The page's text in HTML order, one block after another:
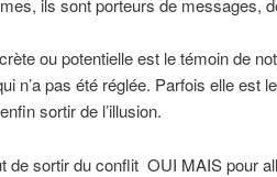
ils sont porteurs de messages,
ou potentielle est le témoin de
n’a pas été réglée. Parfois elle est
sortir de l’illusion.
de sortir du conflit OUI MAIS pour